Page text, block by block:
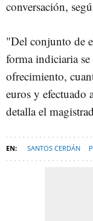
conversación,
"Del conjunto de
forma indiciaria se
ofrecimiento,
euros y efectuado
detalla el
SANTOS CERDÁN